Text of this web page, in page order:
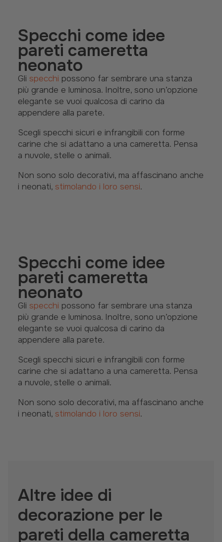
Specchi come idee
pareti cameretta
neonato
Gli specchi possono far sembrare una stanza
più grande e luminosa. Inoltre, sono un’opzione
elegante se vuoi qualcosa di carino da
appendere alla parete.
Scegli specchi sicuri e infrangibili con forme
carine che si adattano a una cameretta. Pensa
a nuvole, stelle o animali.
Non sono solo decorativi, ma affascinano anche
i neonati, stimolando i loro sensi.
Specchi come idee
pareti cameretta
neonato
Gli specchi possono far sembrare una stanza
più grande e luminosa. Inoltre, sono un’opzione
elegante se vuoi qualcosa di carino da
appendere alla parete.
Scegli specchi sicuri e infrangibili con forme
carine che si adattano a una cameretta. Pensa
a nuvole, stelle o animali.
Non sono solo decorativi, ma affascinano anche
i neonati, stimolando i loro sensi.
Altre idee di
decorazione per le
pareti della cameretta